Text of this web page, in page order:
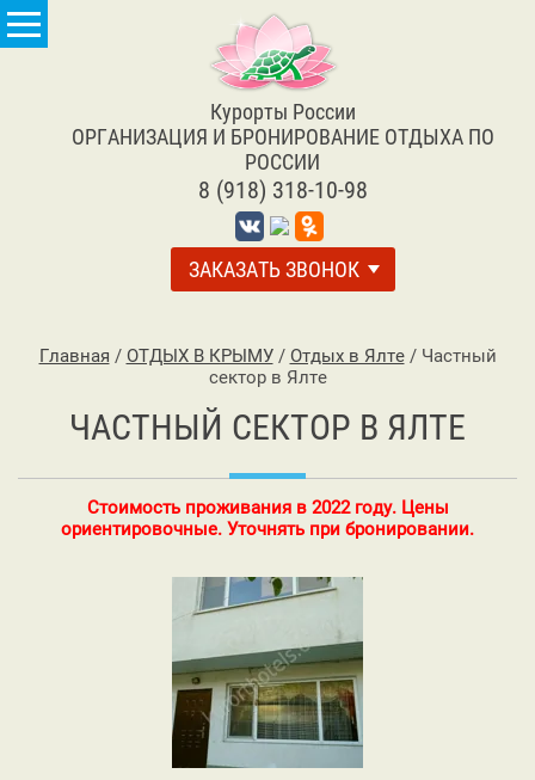
Курорты России
ОРГАНИЗАЦИЯ И БРОНИРОВАНИЕ ОТДЫХА ПО
РОССИИ
8 (918) 318-10-98
ЗАКАЗАТЬ ЗВОНОК
Главная / ОТДЫХ В КРЫМУ/ Отдых в Ялте/ Частный
сектор в Ялте
ЧАСТНЫЙ СЕКТОР В ЯЛТЕ
Стоимость проживания в 2022 году. Цены
ориентировочные. Уточнять при бронировании.